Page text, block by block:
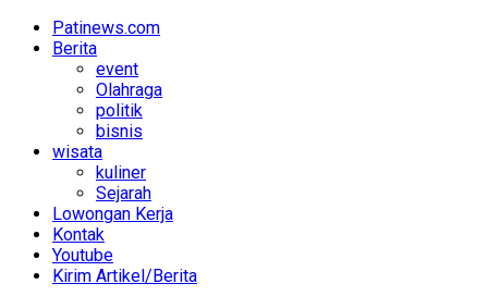
Patinews.com
Berita
event
Olahraga
politik
bisnis
wisata
kuliner
Sejarah
Lowongan Kerja
Kontak
Youtube
Kirim Artikel/Berita